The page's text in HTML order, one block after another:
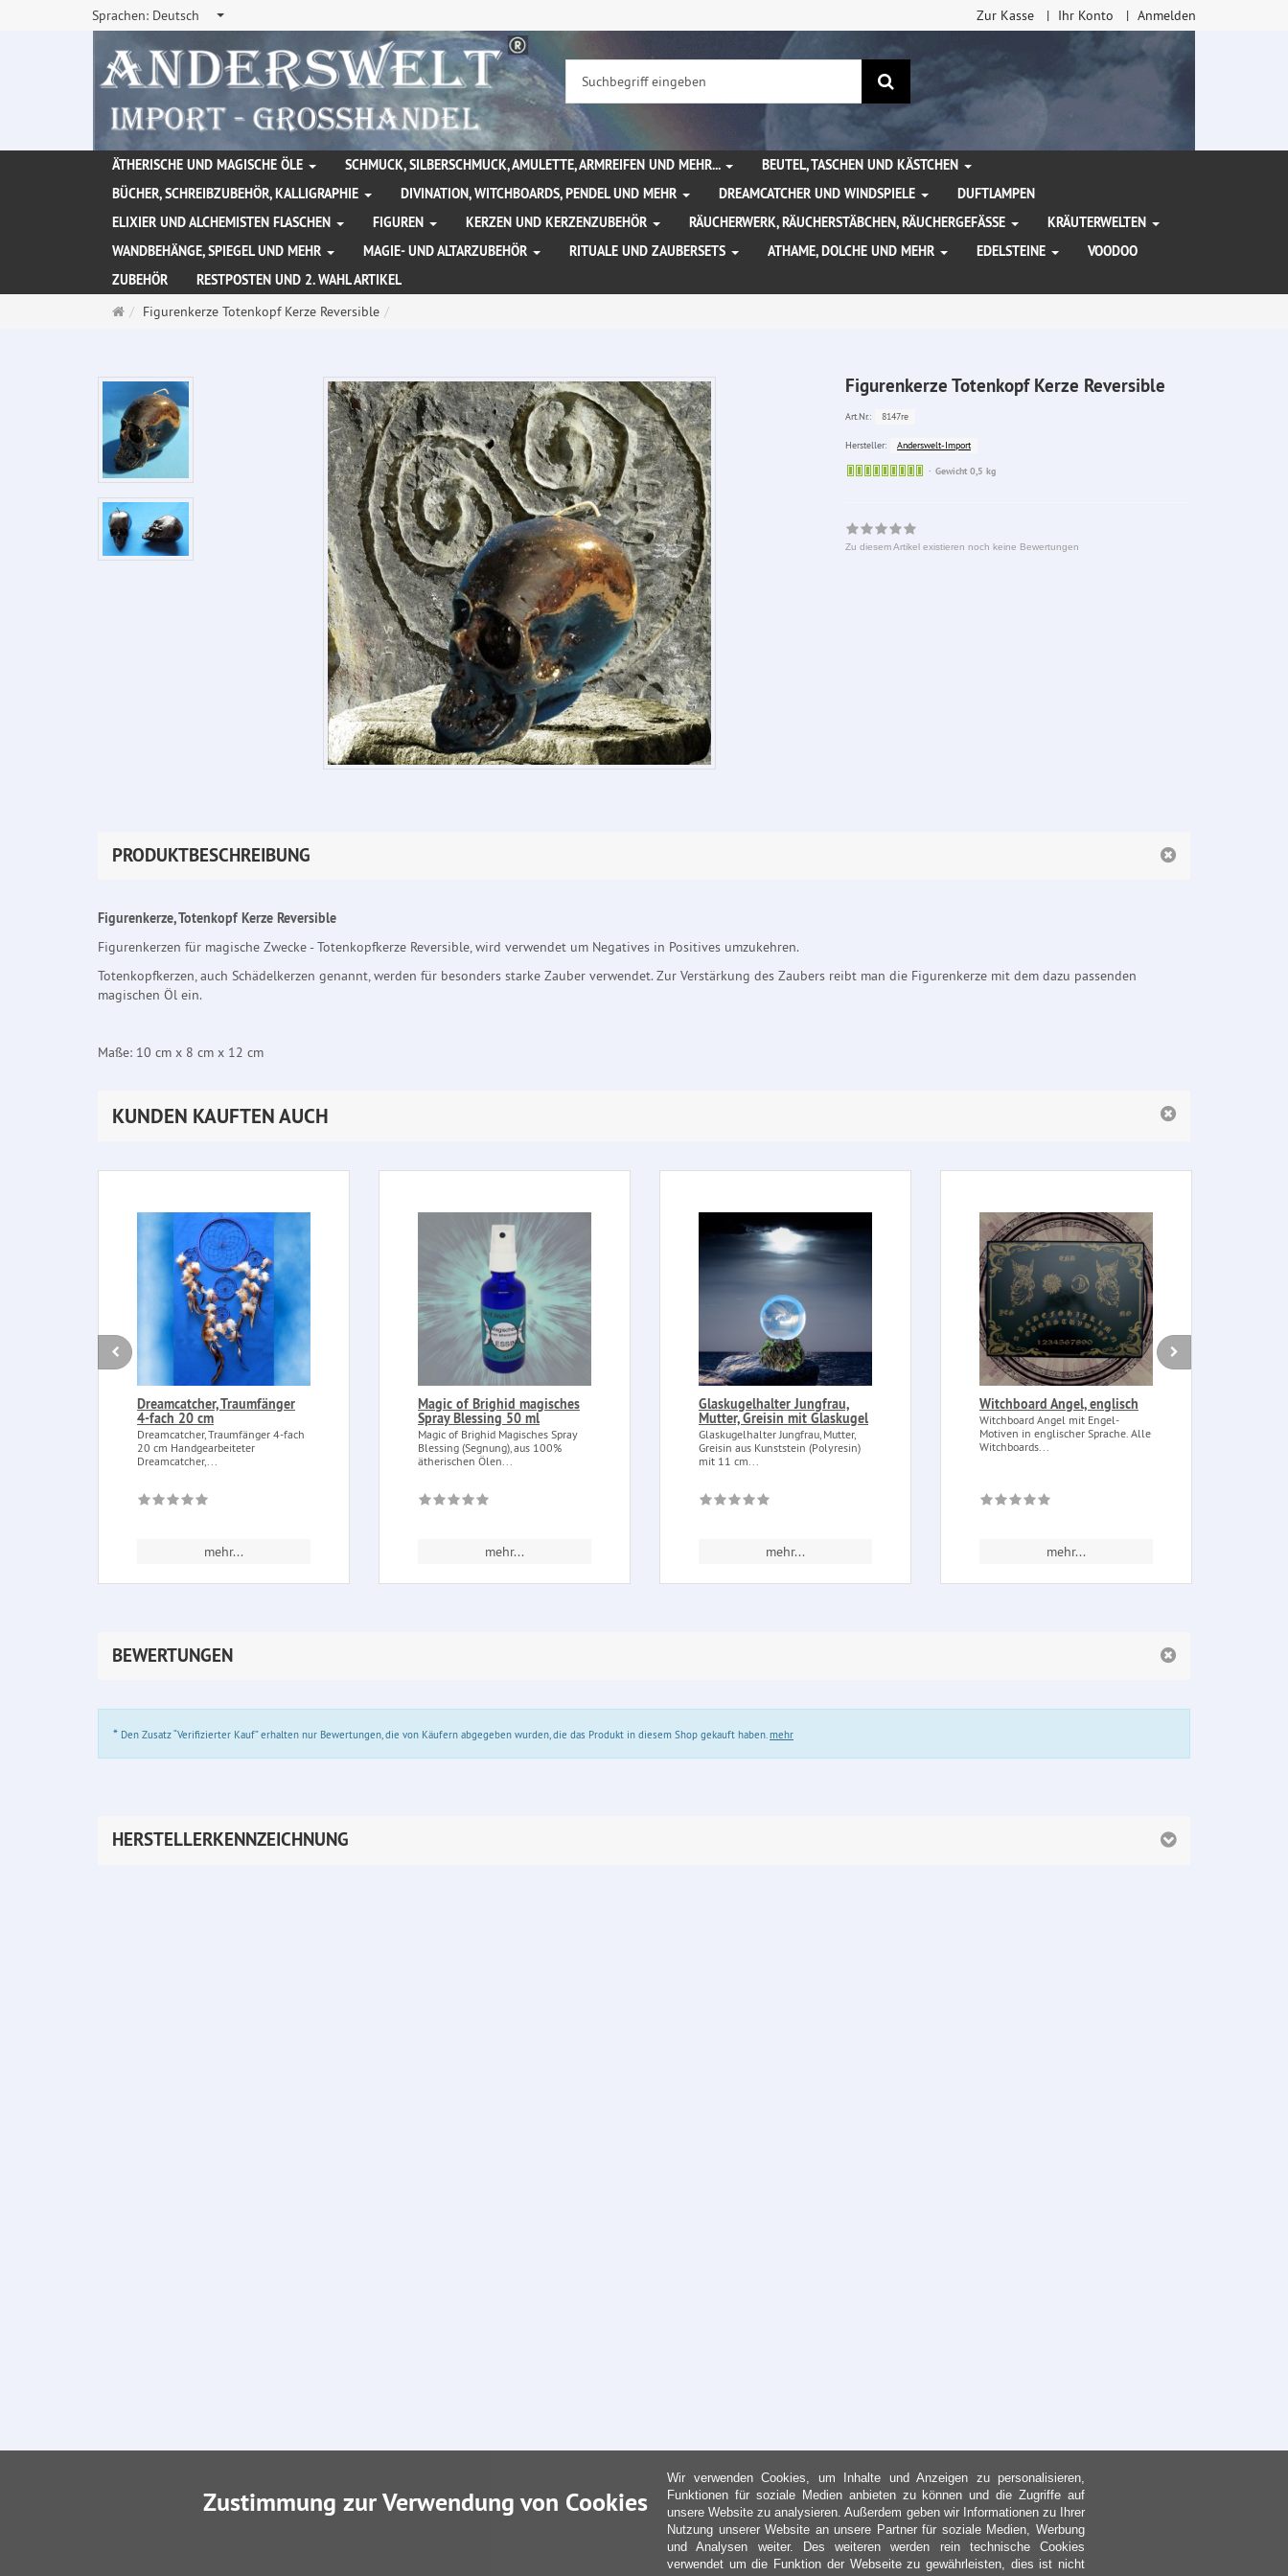
Sprachen: Deutsch Zur Kasse Ihr Konto Anmelden
Suchen
ÄTHERISCHE UND MAGISCHE ÖLE SCHMUCK, SILBERSCHMUCK, AMULETTE, ARMREIFEN UND MEHR...
BEUTEL, TASCHEN UND KÄSTCHEN
BÜCHER, SCHREIBZUBEHÖR, KALLIGRAPHIE
DIVINATION, WITCHBOARDS, PENDEL UND MEHR DREAMCATCHER UND WINDSPIELE
DUFTLAMPEN
ELIXIER UND ALCHEMISTEN FLASCHEN
FIGUREN KERZEN UND KERZENZUBEHÖR RÄUCHERWERK, RÄUCHERSTÄBCHEN, RÄUCHERGEFÄSSE
KRÄUTERWELTEN
WANDBEHÄNGE, SPIEGEL UND MEHR
MAGIE- UND ALTARZUBEHÖR RITUALE UND ZAUBERSETS ATHAME, DOLCHE UND MEHR EDELSTEINE
VOODOO
ZUBEHÖR
RESTPOSTEN UND 2. WAHL ARTIKEL
Startseite
Figurenkerze Totenkopf Kerze Reversible
Figurenkerze Totenkopf Kerze Reversible
Art.Nr.: 8147re
Hersteller:
Anderswelt-Import
Sofort
Gewicht 0,5 kg
Zu diesem Artikel existieren noch keine Bewertungen
PRODUKTBESCHREIBUNG
Figurenkerze, Totenkopf Kerze Reversible
Figurenkerzen für magische Zwecke - Totenkopfkerze Reversible, wird verwendet um Negatives in Positives umzukehren.
Totenkopfkerzen, auch Schädelkerzen genannt, werden für besonders starke Zauber verwendet. Zur Verstärkung des Zaubers reibt man die Figurenkerze mit dem dazu passenden
magischen Öl ein.
Maße: 10 cm x 8 cm x 12 cm
KUNDEN KAUFTEN AUCH
Dreamcatcher, Traumfänger
4-fach 20 cm
Dreamcatcher, Traumfänger 4-fach
20 cm Handgearbeiteter
Dreamcatcher,...
mehr...
Magic of Brighid magisches
Spray Blessing 50 ml
Magic of Brighid Magisches Spray
Blessing (Segnung), aus 100%
ätherischen Ölen...
mehr...
Glaskugelhalter Jungfrau,
Mutter, Greisin mit Glaskugel
Glaskugelhalter Jungfrau, Mutter,
Greisin aus Kunststein (Polyresin)
mit 11 cm...
mehr...
Witchboard Angel, englisch
Witchboard Angel mit Engel-
Motiven in englischer Sprache. Alle
Witchboards...
mehr...
BEWERTUNGEN
* Den Zusatz “Verifizierter Kauf” erhalten nur Bewertungen, die von Käufern abgegeben wurden, die das Produkt in diesem Shop gekauft haben.mehr
HERSTELLERKENNZEICHNUNG
Zustimmung zur Verwendung von Cookies
Wir verwenden Cookies, um Inhalte und Anzeigen zu personalisieren,
Funktionen für soziale Medien anbieten zu können und die Zugriffe auf
unsere Website zu analysieren. Außerdem geben wir Informationen zu Ihrer
Nutzung unserer Website an unsere Partner für soziale Medien, Werbung
und Analysen weiter. Des weiteren werden rein technische Cookies
verwendet um die Funktion der Webseite zu gewährleisten, dies ist nicht